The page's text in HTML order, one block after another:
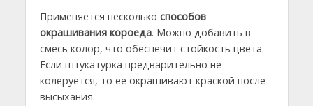
Применяется несколько способов
окрашивания короеда. Можно добавить в
смесь колор, что обеспечит стойкость цвета.
Если штукатурка предварительно не
колеруется, то ее окрашивают краской после
высыхания.